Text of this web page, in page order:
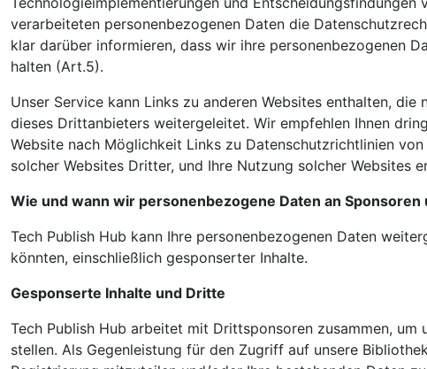
verarbeiteten personenbezogenen Daten die
klar darüber informieren, dass wir ihre personenbezogenen
halten (Art.5).
Unser Service kann Links zu anderen Websites enthalten,
dieses Drittanbieters weitergeleitet. Wir empfehlen Ihnen
Website nach Möglichkeit Links zu Datenschutzrichtlinien
solcher Websites Dritter, und Ihre Nutzung solcher Websites
Wie und wann wir personenbezogene Daten an
Tech Publish Hub kann Ihre personenbezogenen Daten
könnten, einschließlich gesponserter Inhalte.
Gesponserte Inhalte und Dritte
Tech Publish Hub arbeitet mit Drittsponsoren zusammen,
stellen. Als Gegenleistung für den Zugriff auf unsere